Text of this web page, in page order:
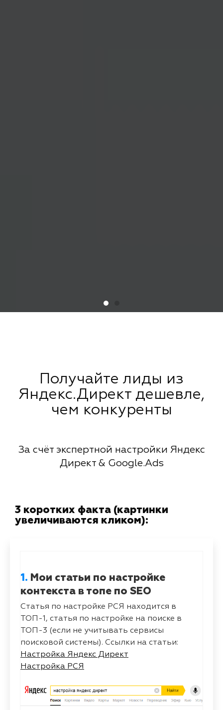
Получайте лиды из
Яндекс.Директ дешевле,
чем конкуренты
За счёт экспертной настройки Яндекс
Директ & Google.Ads
3 коротких факта (картинки
увеличиваются кликом):
1. Мои статьи по настройке
контекста в топе по SEO
Статья по настройке РСЯ находится в
ТОП-1, статья по настройке на поиске в
ТОП-3 (если не учитывать сервисы
поисковой системы). Ссылки на статьи:
Настройка Яндекс Директ
Настройка РСЯ